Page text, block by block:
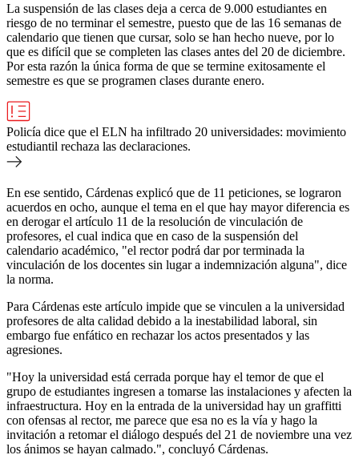
La suspensión de las clases deja a cerca de 9.000 estudiantes en
riesgo de no terminar el semestre, puesto que de las 16 semanas de
calendario que tienen que cursar, solo se han hecho nueve, por lo
que es difícil que se completen las clases antes del 20 de diciembre.
Por esta razón la única forma de que se termine exitosamente el
semestre es que se programen clases durante enero.
Policía dice que el ELN ha infiltrado 20 universidades: movimiento
estudiantil rechaza las declaraciones.
En ese sentido, Cárdenas explicó que de 11 peticiones, se lograron
acuerdos en ocho, aunque el tema en el que hay mayor diferencia es
en derogar el artículo 11 de la resolución de vinculación de
profesores, el cual indica que en caso de la suspensión del
calendario académico, "el rector podrá dar por terminada la
vinculación de los docentes sin lugar a indemnización alguna", dice
la norma.
Para Cárdenas este artículo impide que se vinculen a la universidad
profesores de alta calidad debido a la inestabilidad laboral, sin
embargo fue enfático en rechazar los actos presentados y las
agresiones.
"Hoy la universidad está cerrada porque hay el temor de que el
grupo de estudiantes ingresen a tomarse las instalaciones y afecten la
infraestructura. Hoy en la entrada de la universidad hay un graffitti
con ofensas al rector, me parece que esa no es la vía y hago la
invitación a retomar el diálogo después del 21 de noviembre una vez
los ánimos se hayan calmado.", concluyó Cárdenas.